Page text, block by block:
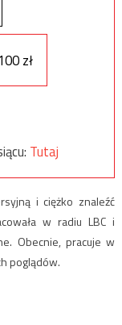
zł
Tutaj
i ciężko znaleźć
w radiu LBC i
Obecnie, pracuje w
poglądów.